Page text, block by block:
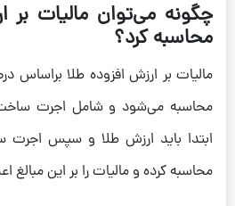
چگونه می‌توان مالیات بر
محاسبه کرد؟
مالیات بر ارزش افزوده طلا
محاسبه می‌شود و شامل اجرت
ابتدا باید ارزش طلا و سپس اجرت
محاسبه کرده و مالیات را بر این مبالغ